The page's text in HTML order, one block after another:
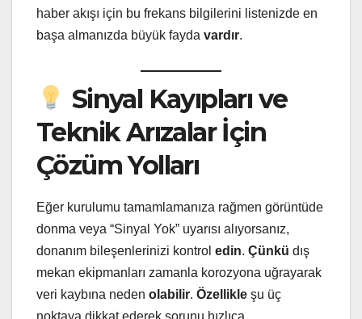
haber akışı için bu frekans bilgilerini listenizde en
başa almanızda büyük fayda vardır.
Sinyal Kayıpları ve
Teknik Arızalar İçin
Çözüm Yolları
Eğer kurulumu tamamlamanıza rağmen görüntüde
donma veya “Sinyal Yok” uyarısı alıyorsanız,
donanım bileşenlerinizi kontrol edin. Çünkü dış
mekan ekipmanları zamanla korozyona uğrayarak
veri kaybına neden olabilir. Özellikle şu üç
noktaya dikkat ederek sorunu hızlıca